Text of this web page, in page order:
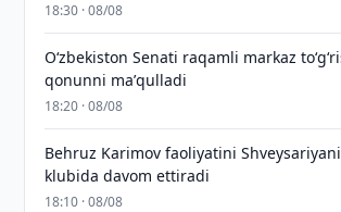
18:30 · 08/08
Oʻzbekiston Senati raqamli markaz
qonunni maʼqulladi
18:20 · 08/08
Behruz Karimov faoliyatini
klubida davom ettiradi
18:10 · 08/08